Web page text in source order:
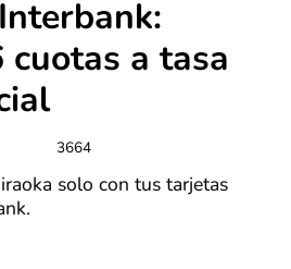
Lenovo de hasta 50% OFF
cuotas a tasa
3664
solo con tus tarjetas